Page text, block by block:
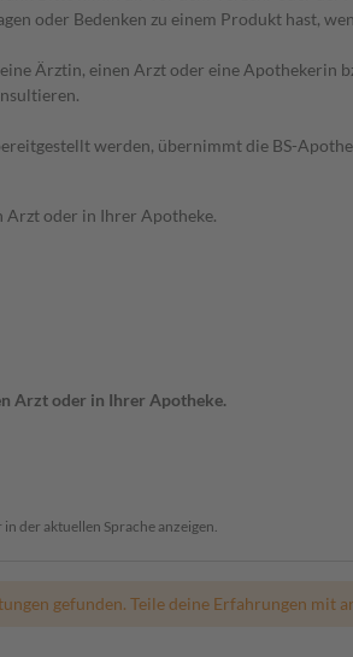
oder Bedenken zu einem Produkt hast,
Ärztin, einen Arzt oder eine Apothekerin
werden, übernimmt die BS-
Arzt oder in Ihrer Apotheke.
Arzt oder in Ihrer Apotheke.
der aktuellen Sprache anzeigen.
gefunden. Teile deine Erfahrungen mit